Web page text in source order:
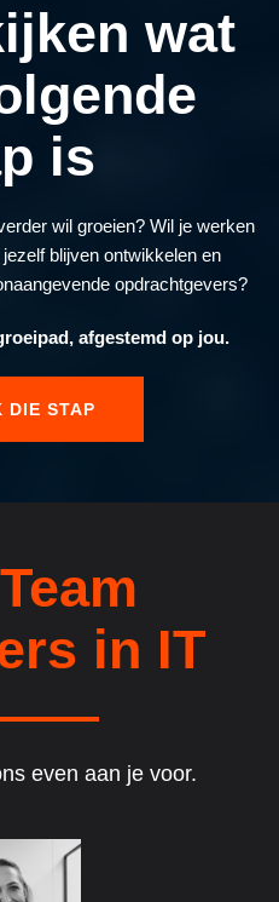
wat
is
wil groeien? Wil je werken
blijven ontwikkelen en
opdrachtgevers?
afgestemd op jou.
DIE STAP
in IT
even aan je voor.